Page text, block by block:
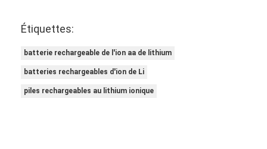
Étiquettes:
batterie rechargeable de l'ion aa de lithium
batteries rechargeables d'ion de Li
piles rechargeables au lithium ionique